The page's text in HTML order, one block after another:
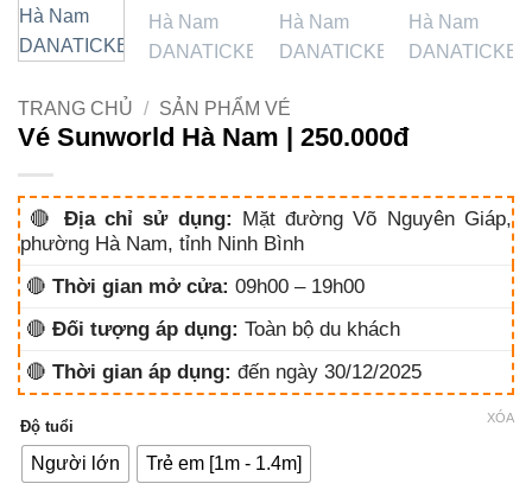
TRANG CHỦ / SẢN PHẨM VÉ
Vé Sunworld Hà Nam | 250.000đ
🔴 Địa chỉ sử dụng: Mặt đường Võ Nguyên Giáp,
phường Hà Nam, tỉnh Ninh Bình
🔴 Thời gian mở cửa: 09h00 – 19h00
🔴 Đối tượng áp dụng: Toàn bộ du khách
🔴 Thời gian áp dụng: đến ngày 30/12/2025
Độ tuổi
Người lớn Trẻ em [1m - 1.4m]
XÓA